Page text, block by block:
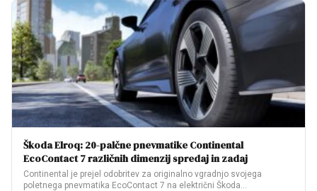
Škoda Elroq: 20-palčne pnevmatike Continental
EcoContact 7 različnih dimenzij spredaj in zadaj
Continental je prejel odobritev za originalno vgradnjo svojega
poletnega pnevmatika EcoContact 7 na električni Škoda…